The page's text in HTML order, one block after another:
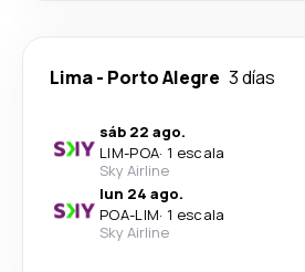
Lima- Porto Alegre 3 días
sáb 22 ago.
LIM-POA· 1 escala
Sky Airline
lun 24 ago.
POA-LIM· 1 escala
Sky Airline